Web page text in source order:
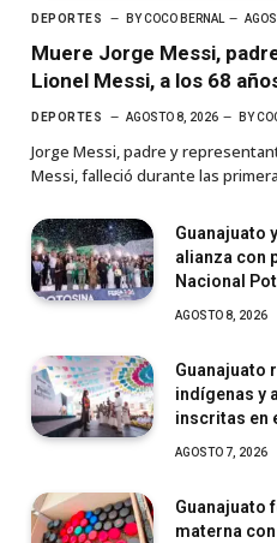
DEPORTES BYCOCO BERNAL
Muere Jorge Messi,
Lionel Messi, a los 68
DEPORTES AGOSTO 8, 2026 BY
Jorge Messi, padre y
Messi, falleció durante las
Guanajuato
alianza con
Nacional
AGOSTO 8, 2026
Guanajuato
indígenas y
inscritas en
AGOSTO 7, 2026
Guanajuato
materna